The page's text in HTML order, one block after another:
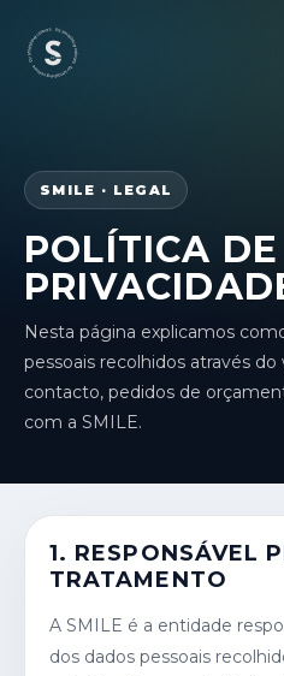
SMILE · LEGAL
POLÍTICA DE
Nesta página explicamos
pessoais recolhidos através
contacto, pedidos de
com a SMILE.
1. RESPONSÁVEL
TRATAMENTO
A SMILE é a entidade
dos dados pessoais